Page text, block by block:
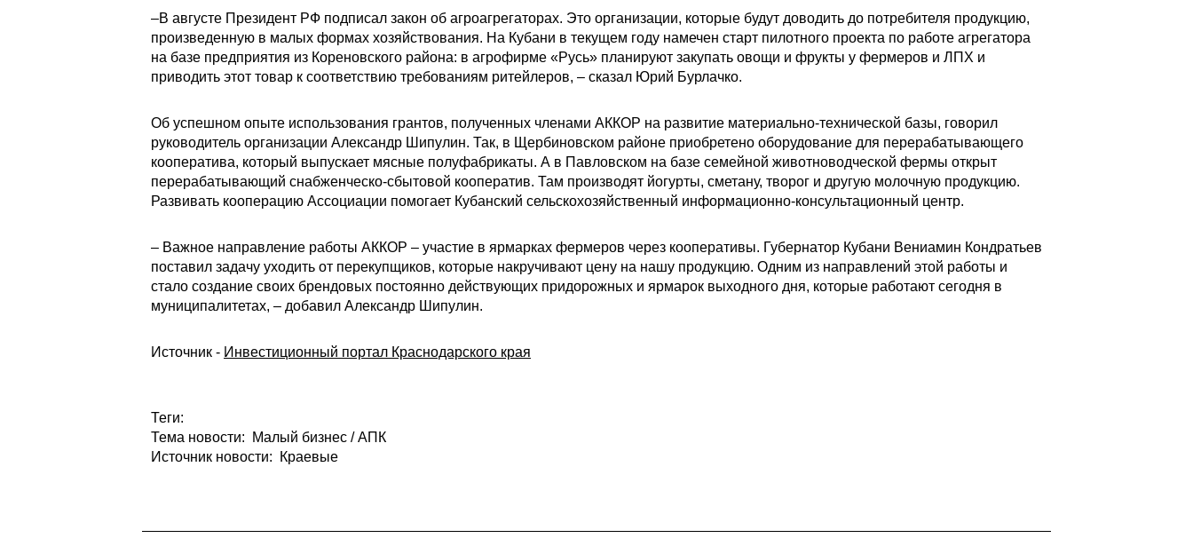
–В августе Президент РФ подписал закон об агроагрегаторах. Это организации, которые будут доводить до потребителя продукцию,
произведенную в малых формах хозяйствования. На Кубани в текущем году намечен старт пилотного проекта по работе агрегатора
на базе предприятия из Кореновского района: в агрофирме «Русь» планируют закупать овощи и фрукты у фермеров и ЛПХ и
приводить этот товар к соответствию требованиям ритейлеров, – сказал Юрий Бурлачко.
Об успешном опыте использования грантов, полученных членами АККОР на развитие материально-технической базы, говорил
руководитель организации Александр Шипулин. Так, в Щербиновском районе приобретено оборудование для перерабатывающего
кооператива, который выпускает мясные полуфабрикаты. А в Павловском на базе семейной животноводческой фермы открыт
перерабатывающий снабженческо-сбытовой кооператив. Там производят йогурты, сметану, творог и другую молочную продукцию.
Развивать кооперацию Ассоциации помогает Кубанский сельскохозяйственный информационно-консультационный центр.
– Важное направление работы АККОР – участие в ярмарках фермеров через кооперативы. Губернатор Кубани Вениамин Кондратьев
поставил задачу уходить от перекупщиков, которые накручивают цену на нашу продукцию. Одним из направлений этой работы и
стало создание своих брендовых постоянно действующих придорожных и ярмарок выходного дня, которые работают сегодня в
муниципалитетах, – добавил Александр Шипулин.
Источник - Инвестиционный портал Краснодарского края
Теги:
Тема новости: Малый бизнес / АПК
Источник новости: Краевые